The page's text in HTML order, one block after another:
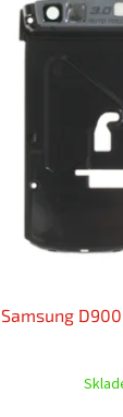
Samsung